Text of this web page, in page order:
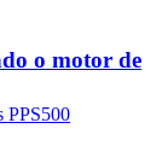
o motor de